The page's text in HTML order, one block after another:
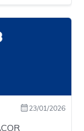
23/01/2026